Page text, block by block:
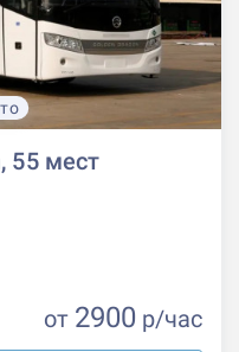
55 мест
от 2900 р/час